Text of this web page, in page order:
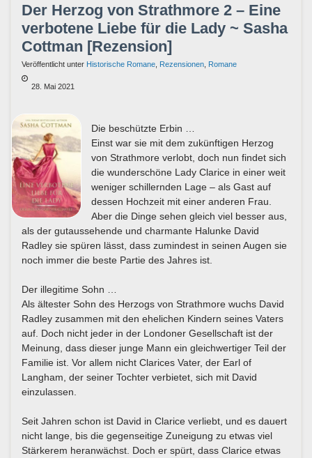
Der Herzog von Strathmore 2 – Eine
verbotene Liebe für die Lady ~ Sasha
Cottman [Rezension]
Veröffentlicht unter Historische Romane Rezensionen Romane
28. Mai 2021
Die beschützte Erbin …
Einst war sie mit dem zukünftigen Herzog
von Strathmore verlobt, doch nun findet sich
die wunderschöne Lady Clarice in einer weit
weniger schillernden Lage – als Gast auf
dessen Hochzeit mit einer anderen Frau.
Aber die Dinge sehen gleich viel besser aus,
als der gutaussehende und charmante Halunke David
Radley sie spüren lässt, dass zumindest in seinen Augen sie
noch immer die beste Partie des Jahres ist.
Der illegitime Sohn …
Als ältester Sohn des Herzogs von Strathmore wuchs David
Radley zusammen mit den ehelichen Kindern seines Vaters
auf. Doch nicht jeder in der Londoner Gesellschaft ist der
Meinung, dass dieser junge Mann ein gleichwertiger Teil der
Familie ist. Vor allem nicht Clarices Vater, der Earl of
Langham, der seiner Tochter verbietet, sich mit David
einzulassen.
Seit Jahren schon ist David in Clarice verliebt, und es dauert
nicht lange, bis die gegenseitige Zuneigung zu etwas viel
Stärkerem heranwächst. Doch er spürt, dass Clarice etwas